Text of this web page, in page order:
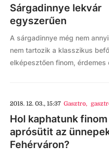
Sárgadinnye lekvár
egyszerűen
A sárgadinnye még nem
nem tartozik a klasszikus
elképesztően finom, érdemes
2018. 12. 03., 15:37 Gasztro,
Hol kaphatunk
aprósütit az
Fehérváron?